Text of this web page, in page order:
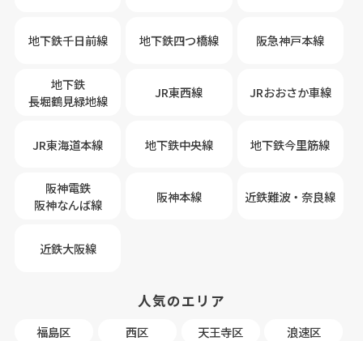
地下鉄千日前線 地下鉄四つ橋線 阪急神戸本線
地下鉄
長堀鶴見緑地線
JR東西線 JRおおさか車線
JR東海道本線 地下鉄中央線 地下鉄今里筋線
阪神電鉄
阪神なんば線
阪神本線 近鉄難波・奈良線
近鉄大阪線
人気のエリア
福島区 西区 天王寺区
浪速区